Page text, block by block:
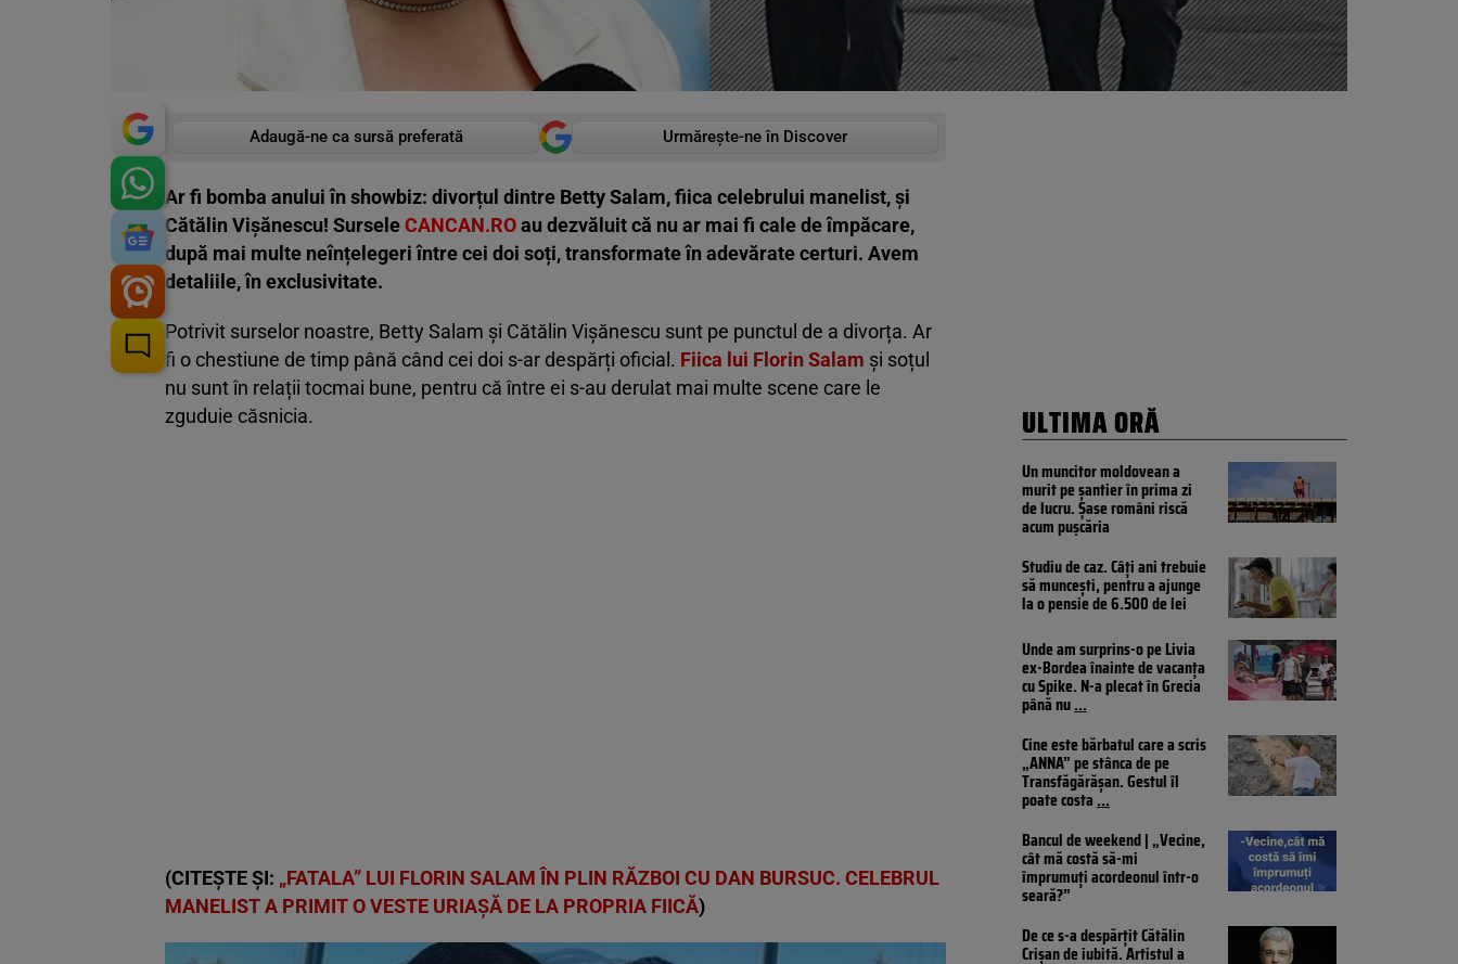
Adaugă-ne ca sursă preferată Urmărește-ne în Discover
Ar fi bomba anului în showbiz: divorțul dintre Betty Salam, fiica celebrului manelist, și
Cătălin Vișănescu! SurseleCANCAN.ROau dezvăluit că nu ar mai fi cale de împăcare,
după mai multe neînțelegeri între cei doi soți, transformate în adevărate certuri. Avem
detaliile, în exclusivitate.
Potrivit surselor noastre, Betty Salam și Cătălin Vișănescu sunt pe punctul de a divorța. Ar
fi o chestiune de timp până când cei doi s-ar despărți oficial. Fiica lui Florin Salam și soțul
nu sunt în relații tocmai bune, pentru că între ei s-au derulat mai multe scene care le
zguduie căsnicia.
(CITEȘTE ȘI: „FATALA” LUI FLORIN SALAM ÎN PLIN RĂZBOI CU DAN BURSUC. CELEBRUL
MANELIST A PRIMIT O VESTE URIAȘĂ DE LA PROPRIA FIICĂ)
ULTIMA ORĂ
Un muncitor moldovean a
murit pe șantier în prima zi
de lucru. Șase români riscă
acum pușcăria
Studiu de caz. Câți ani trebuie
să muncești, pentru a ajunge
la o pensie de 6.500 de lei
Unde am surprins-o pe Livia
ex-Bordea înainte de vacanța
cu Spike. N-a plecat în Grecia
până nu...
Cine este bărbatul care a scris
„ANNA” pe stânca de pe
Transfăgărășan. Gestul îl
poate costa...
Bancul de weekend | „Vecine,
cât mă costă să-mi
împrumuți acordeonul într-o
seară?”
De ce s-a despărțit Cătălin
Crișan de iubită. Artistul a